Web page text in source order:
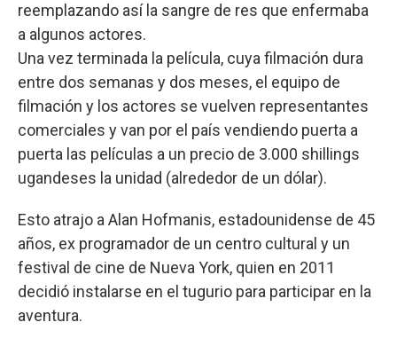
reemplazando así la sangre de res que enfermaba
a algunos actores.
Una vez terminada la película, cuya filmación dura
entre dos semanas y dos meses, el equipo de
filmación y los actores se vuelven representantes
comerciales y van por el país vendiendo puerta a
puerta las películas a un precio de 3.000 shillings
ugandeses la unidad (alrededor de un dólar).
Esto atrajo a Alan Hofmanis, estadounidense de 45
años, ex programador de un centro cultural y un
festival de cine de Nueva York, quien en 2011
decidió instalarse en el tugurio para participar en la
aventura.